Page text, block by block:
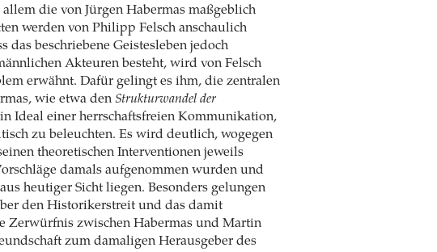
die von Jürgen Habermas maßgeblich
werden von Philipp Felsch anschaulich
das beschriebene Geistesleben jedoch
Akteuren besteht, wird von Felsch
erwähnt. Dafür gelingt es ihm, die zentralen
wie etwa den Strukturwandel der
Ideal einer herrschaftsfreien Kommunikation,
zu beleuchten. Es wird deutlich, wogegen
theoretischen Interventionen jeweils
damals aufgenommen wurden und
heutiger Sicht liegen. Besonders gelungen
den Historikerstreit und das damit
Zerwürfnis zwischen Habermas und Martin
zum damaligen Herausgeber des